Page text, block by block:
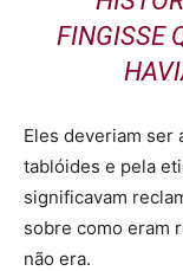
FINGISSE
Eles deveriam ser
tablóides e pela
significavam
sobre como eram
não era.